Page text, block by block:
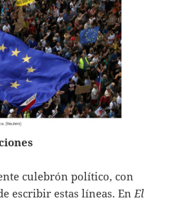
culebrón político, con
escribir estas líneas. En El